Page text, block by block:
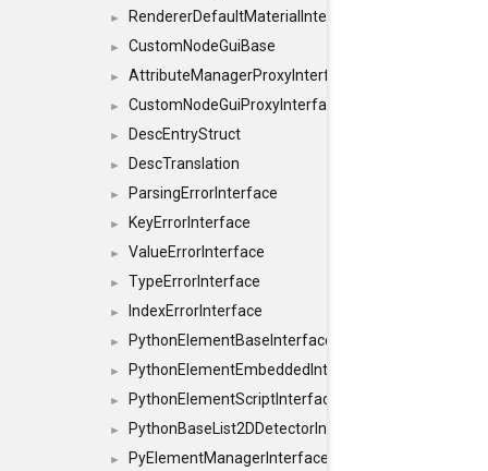
► RendererDefaultMaterialInterface
► CustomNodeGuiBase
► AttributeManagerProxyInterface
► CustomNodeGuiProxyInterface
► DescEntryStruct
► DescTranslation
► ParsingErrorInterface
► KeyErrorInterface
► ValueErrorInterface
► TypeErrorInterface
► IndexErrorInterface
► PythonElementBaseInterface
► PythonElementEmbeddedInterface
► PythonElementScriptInterface
► PythonBaseList2DDetectorInterface
► PyElementManagerInterface